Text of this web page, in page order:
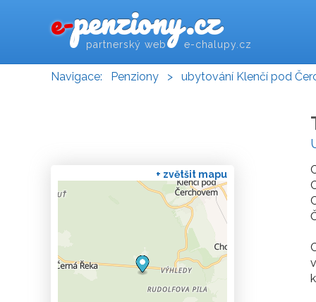
e-penziony.cz
partnerský web e-chalupy.cz
Navigace: Penziony > ubytování Klenčí pod
+ zvětšit mapu